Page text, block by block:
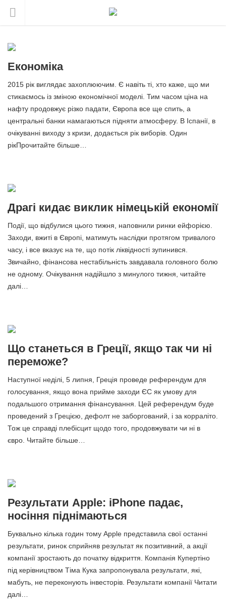
Економіка
2015 рік виглядає захоплюючим. Є навіть ті, хто каже, що ми
стикаємось із зміною економічної моделі. Тим часом ціна на
нафту продовжує різко падати, Європа все ще спить, а
центральні банки намагаються підняти атмосферу. В Іспанії, в
очікуванні виходу з кризи, додається рік виборів. Один
рікПрочитайте більше…
Драгі кидає виклик німецькій економії
Події, що відбулися цього тижня, наповнили ринки ейфорією.
Заходи, вжиті в Європі, матимуть наслідки протягом тривалого
часу, і все вказує на те, що потік ліквідності зупинився.
Звичайно, фінансова нестабільність завдавала головного болю
не одному. Очікування надійшло з минулого тижня, читайте
далі…
Що станеться в Греції, якщо так чи ні
переможе?
Наступної неділі, 5 липня, Греція проведе референдум для
голосування, якщо вона прийме заходи ЄС як умову для
подальшого отримання фінансування. Цей референдум буде
проведений з Грецією, дефолт не заборгований, і за корраліто.
Тож це справді плебісцит щодо того, продовжувати чи ні в
євро. Читайте більше…
Результати Apple: iPhone падає,
носіння піднімаються
Буквально кілька годин тому Apple представила свої останні
результати, ринок сприйняв результат як позитивний, а акції
компанії зростають до початку відкриття. Компанія Купертіно
під керівництвом Тіма Кука запропонувала результати, які,
мабуть, не переконують інвесторів. Результати компанії Читати
далі…